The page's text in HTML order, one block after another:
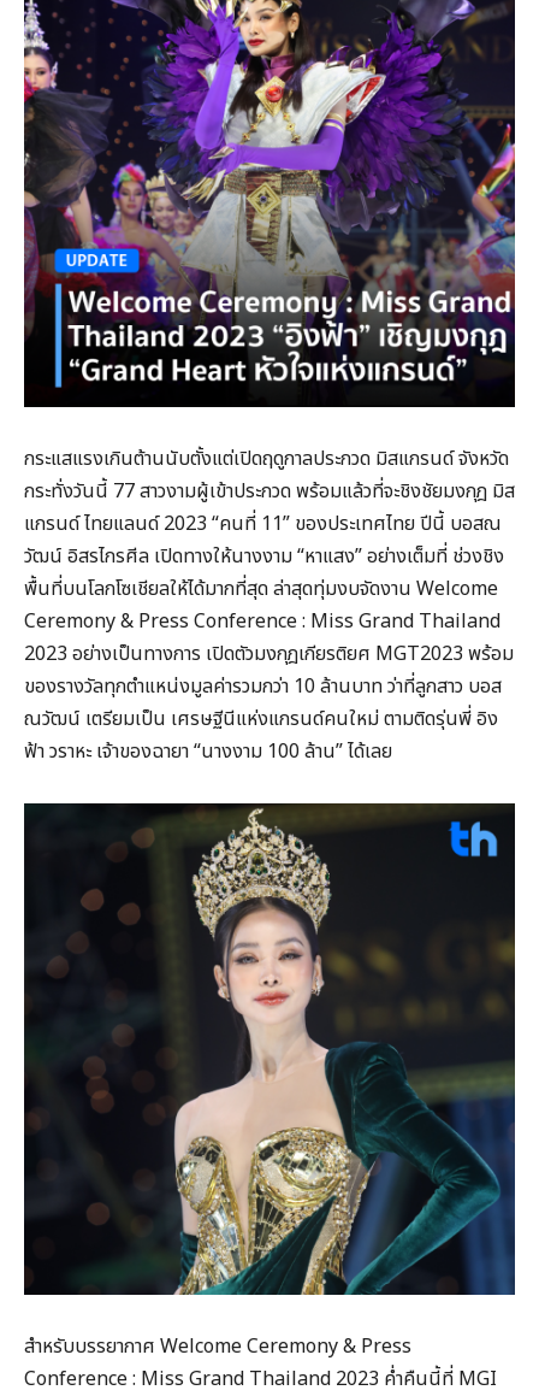
กระแสแรงเกินต้านนับตั้งแต่เปิดฤดูกาลประกวด มิสแกรนด์ จังหวัด
กระทั่งวันนี้ 77 สาวงามผู้เข้าประกวด พร้อมแล้วที่จะชิงชัยมงกุฎ มิส
แกรนด์ ไทยแลนด์ 2023 “คนที่ 11” ของประเทศไทย ปีนี้ บอสณ
วัฒน์ อิสรไกรศีล เปิดทางให้นางงาม “หาแสง” อย่างเต็มที่ ช่วงชิง
พื้นที่บนโลกโซเชียลให้ได้มากที่สุด ล่าสุดทุ่มงบจัดงาน Welcome
Ceremony & Press Conference : Miss Grand Thailand
2023 อย่างเป็นทางการ เปิดตัวมงกุฎเกียรติยศ MGT2023 พร้อม
ของรางวัลทุกตำแหน่งมูลค่ารวมกว่า 10 ล้านบาท ว่าที่ลูกสาว บอส
ณวัฒน์ เตรียมเป็น เศรษฐีนีแห่งแกรนด์คนใหม่ ตามติดรุ่นพี่ อิง
ฟ้า วราหะ เจ้าของฉายา “นางงาม 100 ล้าน” ได้เลย
สำหรับบรรยากาศ Welcome Ceremony & Press
Conference : Miss Grand Thailand 2023 ค่ำคืนนี้ที่ MGI